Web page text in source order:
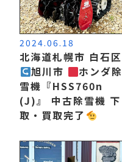
2024.06.18
北海道札幌市 白石区
旭川市
ホンダ除
雪機『HSS760n
(J)』 中古除雪機 下
取・買取完了